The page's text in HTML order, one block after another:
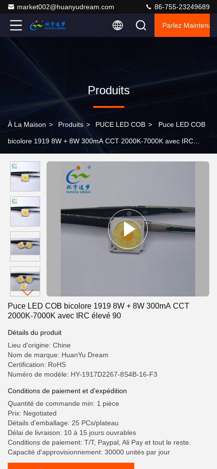
market002@huanyudream.com 86-755-23249689
Parlez
Produits
À La Maison > Produits > PUCE LED COB > Puce LED COB
bicolore 1919 8W + 8W 300mA CCT 2000K-7000K avec IRC
Puce LED COB bicolore 1919 8W + 8W 300mA CCT
2000K-7000K avec IRC élevé 90
Détails du produit
Lieu d'origine: Chine
Nom de marque: HuanYu Dream
Certification: RoHS
Numéro de modèle: HY-1917D2267-8S4B-16-F3
Conditions de paiement et d'expédition
Quantité de commande min: 1 pièce
Prix: Negotiated
Détails d'emballage: 25 PCs/plateau
Délai de livraison: 10 à 15 jours ouvrables
Conditions de paiement: T/T, Paypal, Ali Pay et tout le reste.
Capacité d'approvisionnement: 30000 unités par jour